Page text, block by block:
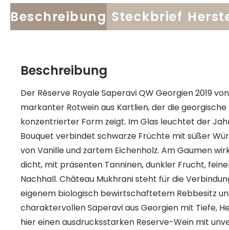
Beschreibung Steckbrief
Beschreibung
Der Réserve Royale Saperavi QW Georgien 2019
markanter Rotwein aus Kartlien, der die
konzentrierter Form zeigt. Im Glas leuchtet der
Bouquet verbindet schwarze Früchte mit süßer
von Vanille und zartem Eichenholz. Am Gaumen
dicht, mit präsenten Tanninen, dunkler Frucht,
Nachhall. Château Mukhrani steht für die
eigenem biologisch bewirtschaftetem Rebbesitz
charaktervollen Saperavi aus Georgien mit Tiefe,
hier einen ausdrucksstarken Reserve-Wein mit